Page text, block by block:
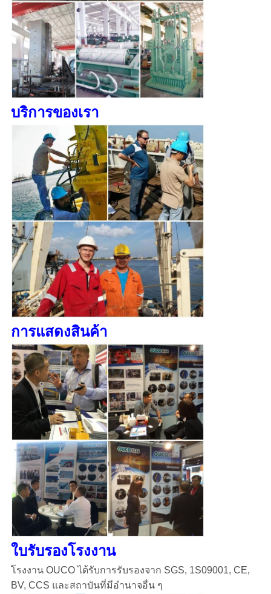
บริการของเรา
การแสดงสินค้า
ใบรับรองโรงงาน
โรงงาน OUCO ได้รับการรับรองจาก SGS, 1S09001, CE,
BV, CCS และสถาบันที่มีอํานาจอื่น ๆ